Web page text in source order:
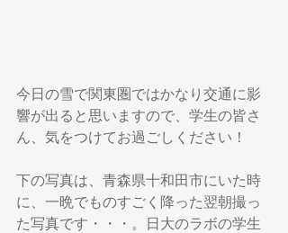
今日の雪で関東圏ではかなり交通に影
響が出ると思いますので、学生の皆さ
ん、気をつけてお過ごしください！
下の写真は、青森県十和田市にいた時
に、一晩でものすごく降った翌朝撮っ
た写真です・・・。日大のラボの学生